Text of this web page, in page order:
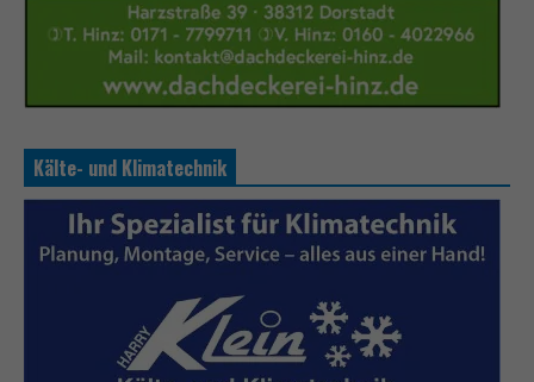
Kälte- und Klimatechnik